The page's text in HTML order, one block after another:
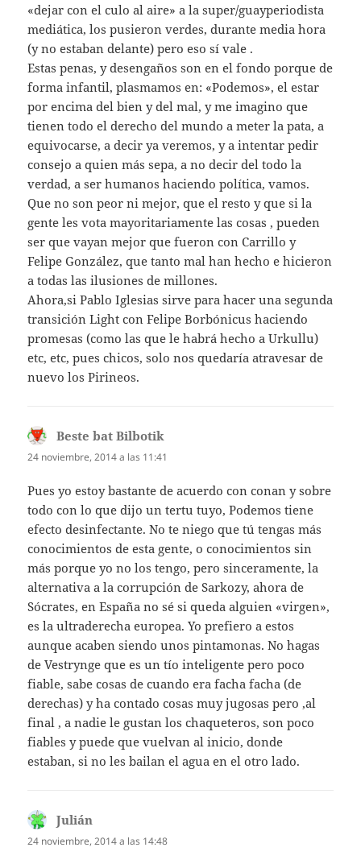
«dejar con el culo al aire» a la super/guayperiodista
mediática, los pusieron verdes, durante media hora
(y no estaban delante) pero eso sí vale .
Estas penas, y desengaños son en el fondo porque de
forma infantil, plasmamos en: «Podemos», el estar
por encima del bien y del mal, y me imagino que
tienen todo el derecho del mundo a meter la pata, a
equivocarse, a decir ya veremos, y a intentar pedir
consejo a quien más sepa, a no decir del todo la
verdad, a ser humanos haciendo política, vamos.
Que no son peor ni mejor, que el resto y que si la
gente les vota mayoritariamente las cosas , pueden
ser que vayan mejor que fueron con Carrillo y
Felipe González, que tanto mal han hecho e hicieron
a todas las ilusiones de millones.
Ahora,si Pablo Iglesias sirve para hacer una segunda
transición Light con Felipe Borbónicus haciendo
promesas (como las que le habrá hecho a Urkullu)
etc, etc, pues chicos, solo nos quedaría atravesar de
nuevo los Pirineos.
Beste bat Bilbotik
24 noviembre, 2014 a las 11:41
Pues yo estoy bastante de acuerdo con conan y sobre
todo con lo que dijo un tertu tuyo, Podemos tiene
efecto desinfectante. No te niego que tú tengas más
conocimientos de esta gente, o conocimientos sin
más porque yo no los tengo, pero sinceramente, la
alternativa a la corrupción de Sarkozy, ahora de
Sócrates, en España no sé si queda alguien «virgen»,
es la ultraderecha europea. Yo prefiero a estos
aunque acaben siendo unos pintamonas. No hagas
de Vestrynge que es un tío inteligente pero poco
fiable, sabe cosas de cuando era facha facha (de
derechas) y ha contado cosas muy jugosas pero ,al
final , a nadie le gustan los chaqueteros, son poco
fiables y puede que vuelvan al inicio, donde
estaban, si no les bailan el agua en el otro lado.
Julián
24 noviembre, 2014 a las 14:48